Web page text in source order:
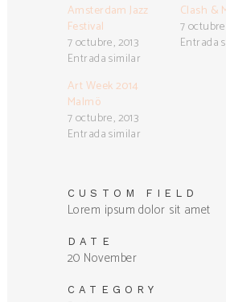
Amsterdam Jazz
Festival
7 octubre, 2013
Entrada similar
Clash &
7
Entrada
Art Week 2014
Malmö
7 octubre, 2013
Entrada similar
CUSTOM FIELD
Lorem ipsum dolor sit amet
DATE
20 November
CATEGORY